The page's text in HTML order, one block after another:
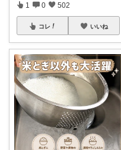
1 0 502
コレ いいね